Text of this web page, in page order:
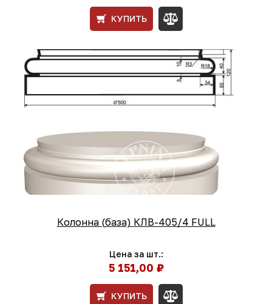
КУПИТЬ
Колонна (база) КЛВ-405/4 FULL
Цена за шт.:
5 151,00 ₽
КУПИТЬ